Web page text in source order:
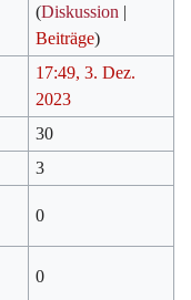
(Diskussion |
Beiträge)
17:49, 3. Dez.
2023
30
3
0
0